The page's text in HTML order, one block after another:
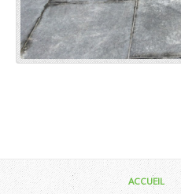
ACCUEIL